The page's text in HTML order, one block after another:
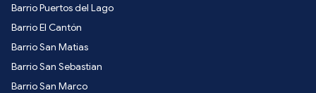
Barrio Puertos del Lago
Barrio El Cantón
Barrio San Matias
Barrio San Sebastian
Barrio San Marco